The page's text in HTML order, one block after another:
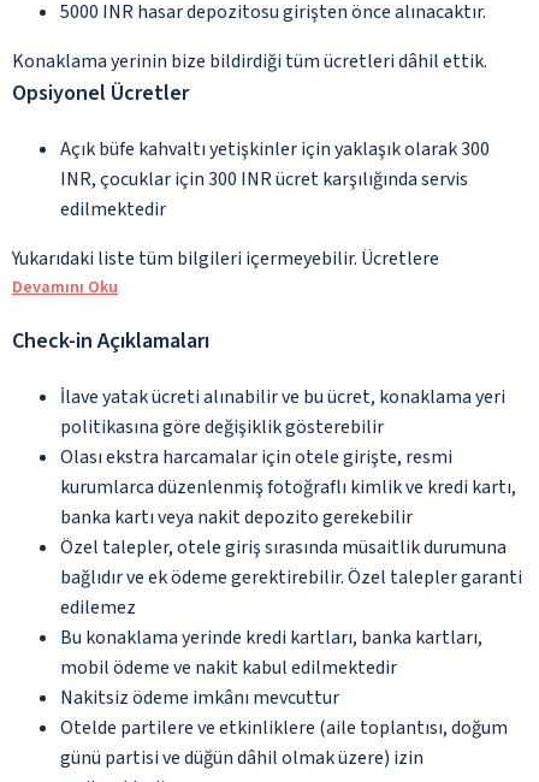
5000 INR hasar depozitosu girişten önce alınacaktır.
Konaklama yerinin bize bildirdiği tüm ücretleri dâhil ettik.
Opsiyonel Ücretler
Açık büfe kahvaltı yetişkinler için yaklaşık olarak 300
INR, çocuklar için 300 INR ücret karşılığında servis
edilmektedir
Yukarıdaki liste tüm bilgileri içermeyebilir. Ücretlere
Devamını Oku
Check-in Açıklamaları
İlave yatak ücreti alınabilir ve bu ücret, konaklama yeri
politikasına göre değişiklik gösterebilir
Olası ekstra harcamalar için otele girişte, resmi
kurumlarca düzenlenmiş fotoğraflı kimlik ve kredi kartı,
banka kartı veya nakit depozito gerekebilir
Özel talepler, otele giriş sırasında müsaitlik durumuna
bağlıdır ve ek ödeme gerektirebilir. Özel talepler garanti
edilemez
Bu konaklama yerinde kredi kartları, banka kartları,
mobil ödeme ve nakit kabul edilmektedir
Nakitsiz ödeme imkânı mevcuttur
Otelde partilere ve etkinliklere (aile toplantısı, doğum
günü partisi ve düğün dâhil olmak üzere) izin